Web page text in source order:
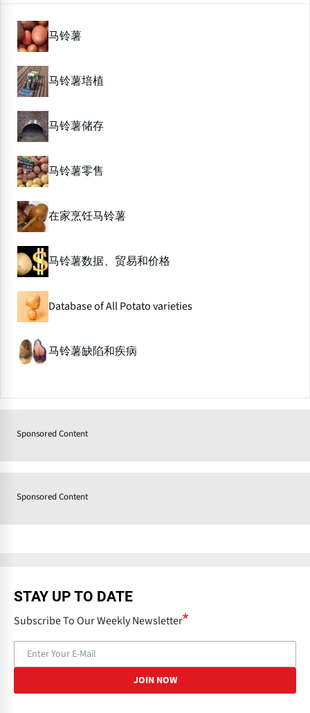
马铃薯
马铃薯培植
马铃薯储存
马铃薯零售
在家烹饪马铃薯
马铃薯数据、贸易和价格
Database of All Potato varieties
马铃薯缺陷和疾病
Sponsored Content
Sponsored Content
STAY UP TO DATE
Subscribe To Our Weekly Newsletter